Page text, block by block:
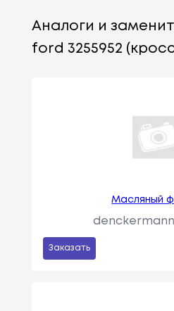
Аналоги и
ford 3255952
Масляный
denckermann
Заказать